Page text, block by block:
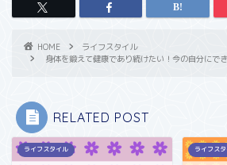
HOME
ライフスタイル
身体を鍛えて健康であり続けたい！今の自分にで
RELATED POST
ライフスタイル ライフス